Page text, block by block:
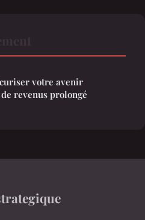
votre avenir
revenus prolongé